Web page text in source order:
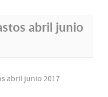
abril junio
abril junio 2017